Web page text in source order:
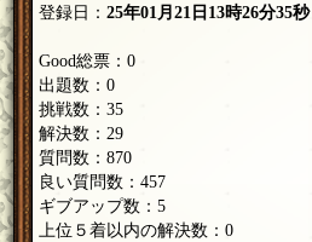
登録日：25年01月21日13時26分35秒
Good総票：0
出題数：0
挑戦数：35
解決数：29
質問数：870
良い質問数：457
ギブアップ数：5
上位５着以内の解決数：0